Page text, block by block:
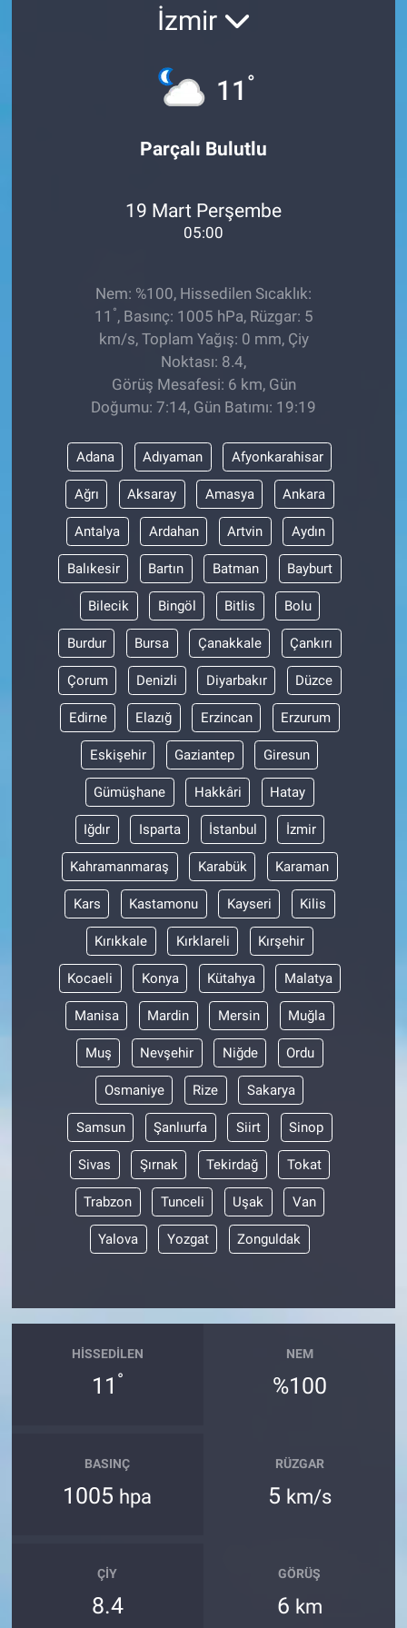
İzmir
11 °
Parçalı Bulutlu
19 Mart Perşembe
05:00
Nem: %100, Hissedilen Sıcaklık:
11 °, Basınç: 1005 hPa, Rüzgar: 5
km/s, Toplam Yağış: 0 mm, Çiy
Noktası: 8.4,
Görüş Mesafesi: 6 km, Gün
Doğumu: 7:14, Gün Batımı: 19:19
Adana Adıyaman Afyonkarahisar
Ağrı Aksaray Amasya Ankara
Antalya Ardahan Artvin Aydın
Balıkesir Bartın Batman Bayburt
Bilecik Bingöl Bitlis Bolu
Burdur Bursa Çanakkale Çankırı
Çorum Denizli Diyarbakır Düzce
Edirne Elazığ Erzincan Erzurum
Eskişehir Gaziantep Giresun
Gümüşhane Hakkâri Hatay
Iğdır Isparta İstanbul İzmir
Kahramanmaraş Karabük Karaman
Kars Kastamonu Kayseri Kilis
Kırıkkale Kırklareli Kırşehir
Kocaeli Konya Kütahya Malatya
Manisa Mardin Mersin Muğla
Muş Nevşehir Niğde Ordu
Osmaniye Rize Sakarya
Samsun Şanlıurfa Siirt Sinop
Sivas Şırnak Tekirdağ Tokat
Trabzon Tunceli Uşak Van
Yalova Yozgat Zonguldak
HISSEDILEN
11 °
NEM
%100
BASINÇ
1005 hpa
RÜZGAR
5 km/s
ÇIY
8.4
GÖRÜŞ
6 km
Ege'den Esintiler
Gün Başlıyor
Gün Ortası
Gündem Özel
Günün görüntüsü
Haber
İlan
Kimdir
Koronavirüs
Kültür Sanat
Ne demişti
Nedir
Popüler
Programlar
Sağlık
Spor
Teknoloji
Türkiye'nin Geleceği
Türkiye'nin Gündemi
Yerel Gündem
Yerel Yaşam